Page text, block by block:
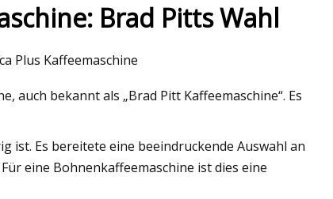
Brad Pitts Wahl
Plus Kaffeemaschine
auch bekannt als „Brad Pitt Kaffeemaschine“. Es
ist. Es bereitete eine beeindruckende Auswahl an
eine Bohnenkaffeemaschine ist dies eine